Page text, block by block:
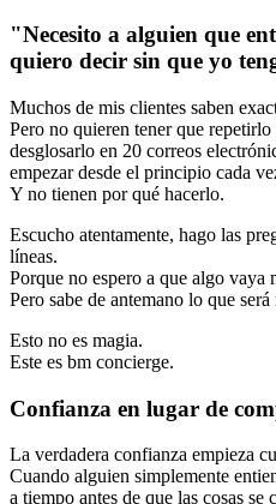
"Necesito a alguien que
quiero decir sin que yo
Muchos de mis clientes saben
Pero no quieren tener que
desglosarlo en 20 correos
empezar desde el principio cada
Y no tienen por qué hacerlo.
Escucho atentamente, hago las
líneas.
Porque no espero a que algo vaya
Pero sabe de antemano lo que
Esto no es magia.
Este es bm concierge.
Confianza en lugar de
La verdadera confianza empieza
Cuando alguien simplemente
a tiempo antes de que las cosas se